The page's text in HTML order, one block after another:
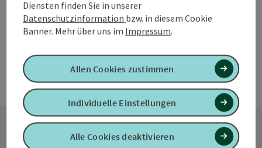
Diensten finden Sie in unserer
Datenschutzinformation bzw. in diesem Cookie
Banner. Mehr über uns im Impressum.
Alle Cookies deaktivieren
Individuelle Einstellungen
Allen Cookies zustimmen